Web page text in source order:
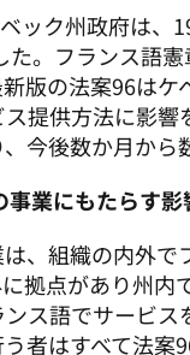
ック州政府は、
た。フランス語
版の法案96は
提供方法に影
今後数か月から
業にもたらす影
、組織の内外
拠点があり州
ス語でサービ
者はすべて法